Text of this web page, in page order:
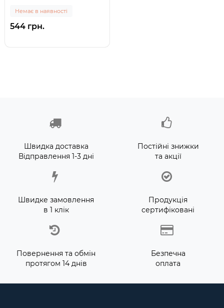
Немає в наявності
544 грн.
Швидка доставка
Відправлення 1-3 дні
Постійні знижки
та акції
Швидке замовлення
в 1 клік
Продукція
сертифіковані
Повернення та обмін
протягом 14 днів
Безпечна
оплата